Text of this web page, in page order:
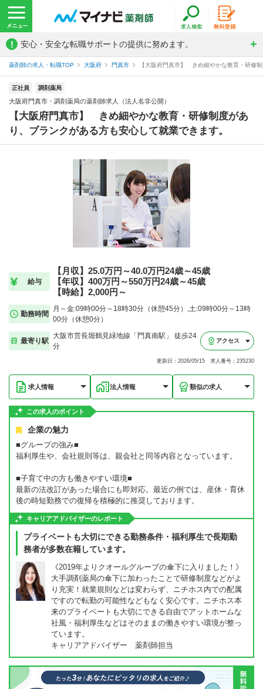
! 安心・安全な転職サポートの提供に努めます。
薬剤師の求人・転職TOP 大阪府 門真市 【大阪府門真市】 きめ細やかな教育・研修
正社員 調剤薬局
大阪府門真市・調剤薬局の薬剤師求人（法人名非公開）
【大阪府門真市】 きめ細やかな教育・研修制度があ
り、ブランクがある方も安心して就業できます。
給与
【月収】25.0万円～40.0万円24歳～45歳
【年収】400万円～550万円24歳～45歳
【時給】2,000円～
勤務時間
月～金:09時00分～18時30分（休憩45分）,土:09時00分～13時
00分（休憩0分）
最寄り駅
大阪市営長堀鶴見緑地線「門真南駅」 徒歩24
分
アクセス
更新日：2026/05/15 求人番号：235230
求人情報 法人情報 類似の求人
この求人のポイント
企業の魅力
■グループの強み■
福利厚生や、会社規則等は、親会社と同等内容となっています。
■子育て中の方も働きやすい環境■
最新の法改訂があった場合にも即対応。最近の例では、産休・育休
後の時短勤務での復帰を積極的に推奨しております。
キャリアアドバイザーのレポート
プライベートも大切にできる勤務条件・福利厚生で長期勤
務者が多数在籍しています。
《2019年よりクオールグループの傘下に入りました！》
大手調剤薬局の傘下に加わったことで研修制度などがよ
り充実！就業規則などは変わらず、ニチホス内での配属
ですので転勤の可能性などもなく安心です。ニチホス本
来のプライベートも大切にできる自由でアットホームな
社風・福利厚生などはそのままの働きやすい環境が整っ
ています。
キャリアアドバイザー 薬剤師担当